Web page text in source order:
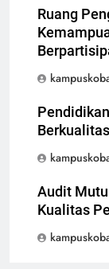
Ruang
Audit
Kualitas